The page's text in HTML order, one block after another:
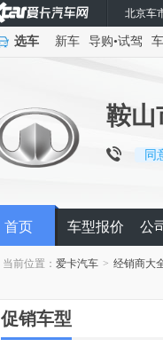
北京车
选车 新车 导购•试驾
鞍山
同
首页 车型报价 公
当前位置： 爱卡汽车 > 经销商大
促销车型